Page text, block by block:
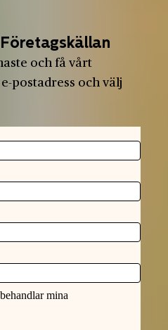
och få vårt
postadress och välj